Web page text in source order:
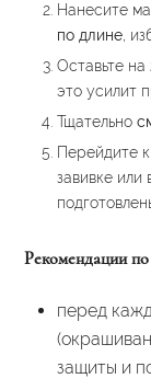
Нанесите
по длине,
Оставьте на
это усилит
Тщательно
Перейдите
завивке
Рекомендации
перед
защиты и